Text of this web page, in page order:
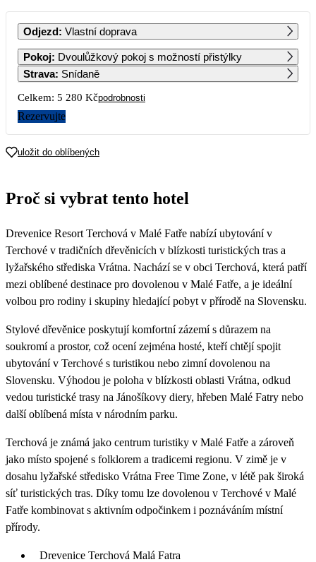
PO ÚT ST ČT PÁ SO NE
1
2
2 640
3
2 640
4
2 640
5 6 7 8
2 640 2 640 2 640 2 640 2 640 2 640 2 640
16 17
23
2 640
24 25 26
30
2 640
Odjezd: Vlastní doprava
Pokoj: Dvoulůžkový pokoj s možností přistýlky
Strava: Snídaně
Celkem: 5 280 Kčpodrobnosti
Rezervujte
uložit do oblíbených
Proč si vybrat tento hotel
Drevenice Resort Terchová v Malé Fatře nabízí ubytování v
Terchové v tradičních dřevěnicích v blízkosti turistických tras a
lyžařského střediska Vrátna. Nachází se v obci Terchová, která patří
mezi oblíbené destinace pro dovolenou v Malé Fatře, a je ideální
volbou pro rodiny i skupiny hledající pobyt v přírodě na Slovensku.
Stylové dřevěnice poskytují komfortní zázemí s důrazem na
soukromí a prostor, což ocení zejména hosté, kteří chtějí spojit
ubytování v Terchové s turistikou nebo zimní dovolenou na
Slovensku. Výhodou je poloha v blízkosti oblasti Vrátna, odkud
vedou turistické trasy na Jánošíkovy diery, hřeben Malé Fatry nebo
další oblíbená místa v národním parku.
Terchová je známá jako centrum turistiky v Malé Fatře a zároveň
jako místo spojené s folklorem a tradicemi regionu. V zimě je v
dosahu lyžařské středisko Vrátna Free Time Zone, v létě pak široká
síť turistických tras. Díky tomu lze dovolenou v Terchové v Malé
Fatře kombinovat s aktivním odpočinkem i poznáváním místní
přírody.
Drevenice Terchová Malá Fatra